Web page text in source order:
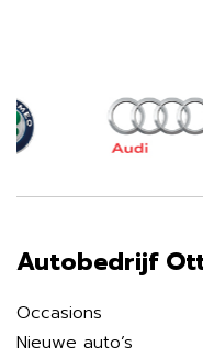
Autobedrijf
Occasions
Nieuwe auto’s